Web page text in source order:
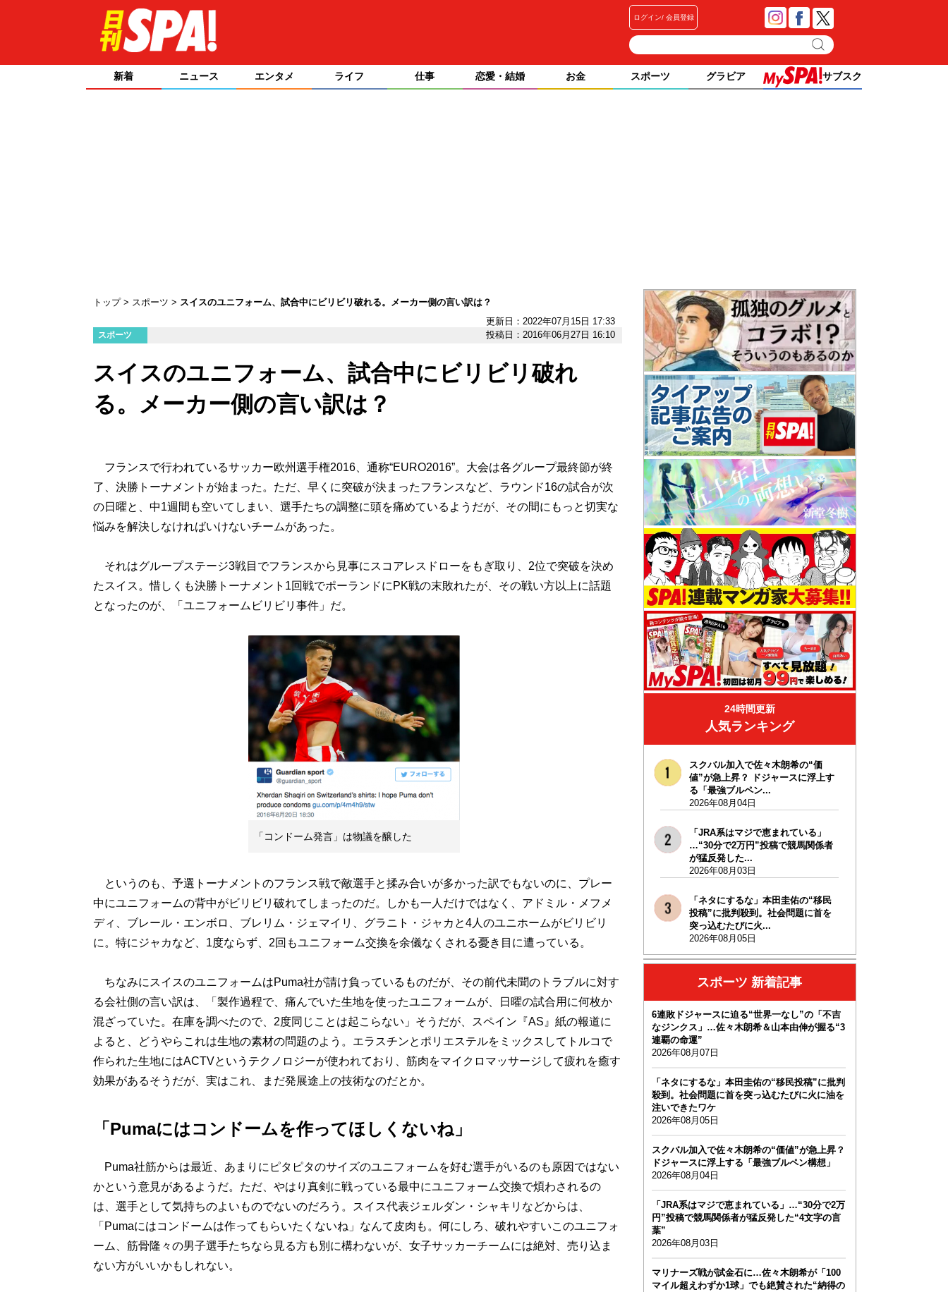
ログイン 会員登録
新着 ニュース エンタメ ライフ 仕事 恋愛・結婚 お金 スポーツ グラビア サブスク
トップ スポーツ
スイスのユニフォーム、試合中にビリビリ破れる。メーカー側の言い訳は？
更新日：2022年07月15日 17:33
スポーツ 投稿日：2016年06月27日 16:10
スイスのユニフォーム、試合中にビリビリ破れ
る。メーカー側の言い訳は？
フランスで行われているサッカー欧州選手権2016、通称“EURO2016”。大会は各グループ最終節が終
了、決勝トーナメントが始まった。ただ、早くに突破が決まったフランスなど、ラウンド16の試合が次
の日曜と、中1週間も空いてしまい、選手たちの調整に頭を痛めているようだが、その間にもっと切実な
悩みを解決しなければいけないチームがあった。
それはグループステージ3戦目でフランスから見事にスコアレスドローをもぎ取り、2位で突破を決め
たスイス。惜しくも決勝トーナメント1回戦でポーランドにPK戦の末敗れたが、その戦い方以上に話題
となったのが、「ユニフォームビリビリ事件」だ。
「コンドーム発言」は物議を醸した
というのも、予選トーナメントのフランス戦で敵選手と揉み合いが多かった訳でもないのに、プレー
中にユニフォームの背中がビリビリ破れてしまったのだ。しかも一人だけではなく、アドミル・メフメ
ディ、ブレール・エンボロ、ブレリム・ジェマイリ、グラニト・ジャカと4人のユニホームがビリビリ
に。特にジャカなど、1度ならず、2回もユニフォーム交換を余儀なくされる憂き目に遭っている。
ちなみにスイスのユニフォームはPuma社が請け負っているものだが、その前代未聞のトラブルに対す
る会社側の言い訳は、「製作過程で、痛んでいた生地を使ったユニフォームが、日曜の試合用に何枚か
混ざっていた。在庫を調べたので、2度同じことは起こらない」そうだが、スペイン『AS』紙の報道に
よると、どうやらこれは生地の素材の問題のよう。エラスチンとポリエステルをミックスしてトルコで
作られた生地にはACTVというテクノロジーが使われており、筋肉をマイクロマッサージして疲れを癒す
効果があるそうだが、実はこれ、まだ発展途上の技術なのだとか。
「Pumaにはコンドームを作ってほしくないね」
Puma社筋からは最近、あまりにピタピタのサイズのユニフォームを好む選手がいるのも原因ではない
かという意見があるようだ。ただ、やはり真剣に戦っている最中にユニフォーム交換で煩わされるの
は、選手として気持ちのよいものでないのだろう。スイス代表ジェルダン・シャキリなどからは、
「Pumaにはコンドームは作ってもらいたくないね」なんて皮肉も。何にしろ、破れやすいこのユニフォ
ーム、筋骨隆々の男子選手たちなら見る方も別に構わないが、女子サッカーチームには絶対、売り込ま
ない方がいいかもしれない。
24時間更新
人気ランキング
スクバル加入で佐々木朗希の“価
値”が急上昇？ ドジャースに浮上す
る「最強ブルペン...
2026年08月04日
「JRA系はマジで恵まれている」
…“30分で2万円”投稿で競馬関係者
が猛反発した...
2026年08月03日
「ネタにするな」本田圭佑の“移民
投稿”に批判殺到。社会問題に首を
突っ込むたびに火...
2026年08月05日
スポーツ 新着記事
6連敗ドジャースに迫る“世界一なし”の「不吉
なジンクス」…佐々木朗希＆山本由伸が握る“3
連覇の命運”
2026年08月07日
「ネタにするな」本田圭佑の“移民投稿”に批判
殺到。社会問題に首を突っ込むたびに火に油を
注いできたワケ
2026年08月05日
スクバル加入で佐々木朗希の“価値”が急上昇？
ドジャースに浮上する「最強ブルペン構想」
2026年08月04日
「JRA系はマジで恵まれている」…“30分で2万
円”投稿で競馬関係者が猛反発した“4文字の言
葉”
2026年08月03日
マリナーズ戦が試金石に…佐々木朗希が「100
マイル超えわずか1球」でも絶賛された“納得の